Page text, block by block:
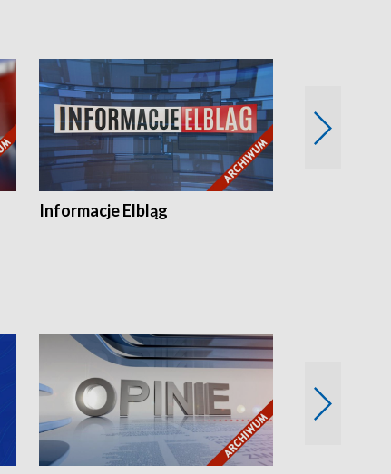
Informacje Elbląg